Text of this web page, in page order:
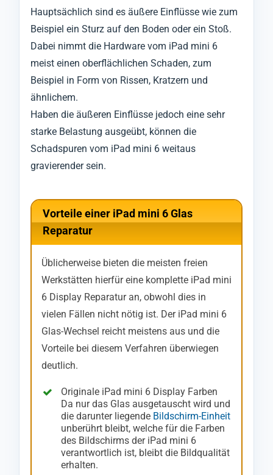
Hauptsächlich sind es äußere Einflüsse wie zum
Beispiel ein Sturz auf den Boden oder ein Stoß.
Dabei nimmt die Hardware vom iPad mini 6
meist einen oberflächlichen Schaden, zum
Beispiel in Form von Rissen, Kratzern und
ähnlichem.
Haben die äußeren Einflüsse jedoch eine sehr
starke Belastung ausgeübt, können die
Schadspuren vom iPad mini 6 weitaus
gravierender sein.
Vorteile einer iPad mini 6 Glas
Reparatur
Üblicherweise bieten die meisten freien
Werkstätten hierfür eine komplette iPad mini
6 Display Reparatur an, obwohl dies in
vielen Fällen nicht nötig ist. Der iPad mini 6
Glas-Wechsel reicht meistens aus und die
Vorteile bei diesem Verfahren überwiegen
deutlich.
Originale iPad mini 6 Display Farben
Da nur das Glas ausgetauscht wird und
die darunter liegende Bildschirm-Einheit
unberührt bleibt, welche für die Farben
des Bildschirms der iPad mini 6
verantwortlich ist, bleibt die Bildqualität
erhalten.